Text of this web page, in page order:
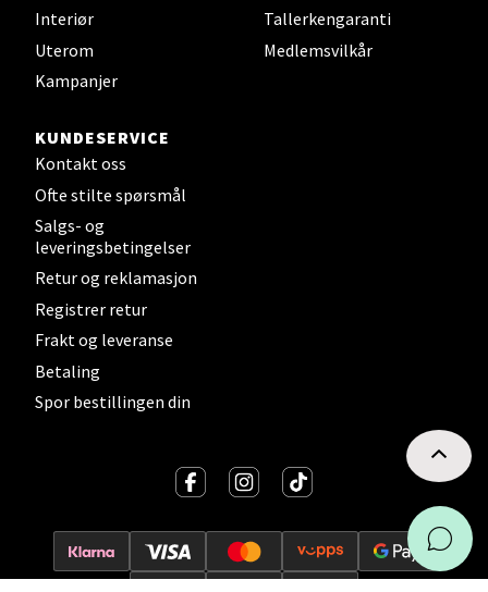
Interiør
Uterom
Kampanjer
Tallerkengaranti
Medlemsvilkår
KUNDESERVICE
Kontakt oss
Ofte stilte spørsmål
Salgs- og
leveringsbetingelser
Retur og reklamasjon
Registrer retur
Frakt og leveranse
Betaling
Spor bestillingen din